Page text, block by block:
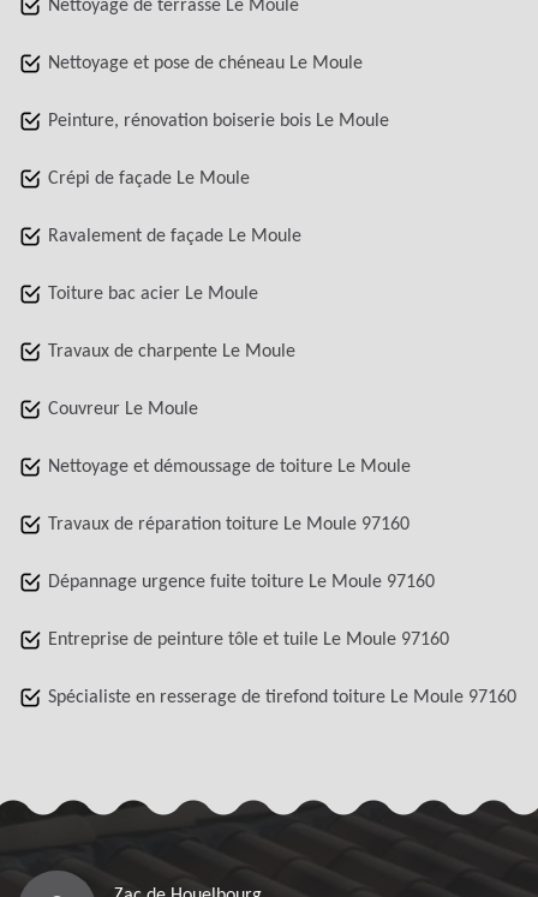
Nettoyage de terrasse Le Moule
Nettoyage et pose de chéneau Le Moule
Peinture, rénovation boiserie bois Le Moule
Crépi de façade Le Moule
Ravalement de façade Le Moule
Toiture bac acier Le Moule
Travaux de charpente Le Moule
Couvreur Le Moule
Nettoyage et démoussage de toiture Le Moule
Travaux de réparation toiture Le Moule 97160
Dépannage urgence fuite toiture Le Moule 97160
Entreprise de peinture tôle et tuile Le Moule 97160
Spécialiste en resserage de tirefond toiture Le Moule 97160